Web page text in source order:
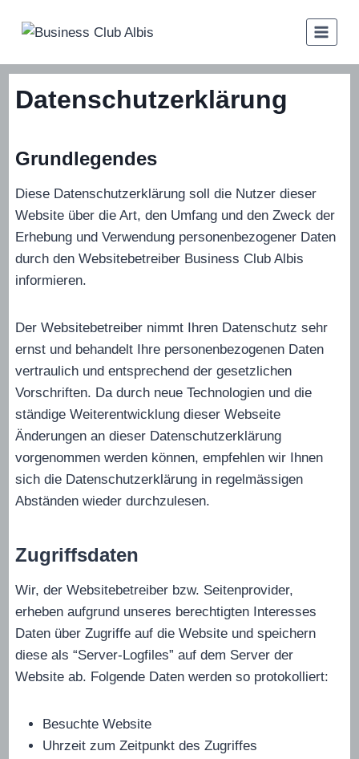
Inhalt
Datenschutzerklärung
Grundlegendes
Diese Datenschutzerklärung soll die Nutzer dieser
Website über die Art, den Umfang und den Zweck der
Erhebung und Verwendung personenbezogener Daten
durch den Websitebetreiber Business Club Albis
informieren.
Der Websitebetreiber nimmt Ihren Datenschutz sehr
ernst und behandelt Ihre personenbezogenen Daten
vertraulich und entsprechend der gesetzlichen
Vorschriften. Da durch neue Technologien und die
ständige Weiterentwicklung dieser Webseite
Änderungen an dieser Datenschutzerklärung
vorgenommen werden können, empfehlen wir Ihnen
sich die Datenschutzerklärung in regelmässigen
Abständen wieder durchzulesen.
Zugriffsdaten
Wir, der Websitebetreiber bzw. Seitenprovider,
erheben aufgrund unseres berechtigten Interesses
Daten über Zugriffe auf die Website und speichern
diese als “Server-Logfiles” auf dem Server der
Website ab. Folgende Daten werden so protokolliert:
Besuchte Website
Uhrzeit zum Zeitpunkt des Zugriffes